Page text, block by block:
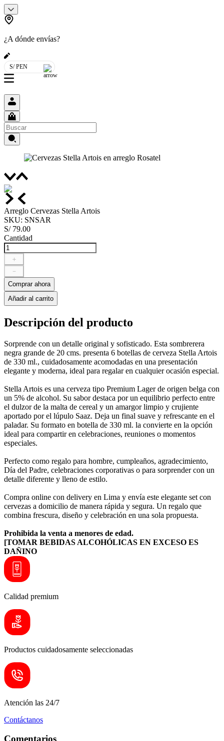
¿A dónde envías?
S/ PEN
Arreglo Cervezas Stella Artois
SKU: SNSAR
S/ 79.00
Cantidad
＋
－
Comprar ahora
Añadir al carrito
Descripción del producto
Sorprende con un detalle original y sofisticado. Esta sombrerera
negra grande de 20 cms. presenta 6 botellas de cerveza Stella Artois
de 330 ml., cuidadosamente acomodadas en una presentación
elegante y moderna, ideal para regalar en cualquier ocasión especial.
Stella Artois es una cerveza tipo Premium Lager de origen belga con
un 5% de alcohol. Su sabor destaca por un equilibrio perfecto entre
el dulzor de la malta de cereal y un amargor limpio y crujiente
aportado por el lúpulo Saaz. Deja un final suave y refrescante en el
paladar. Su formato en botella de 330 ml. la convierte en la opción
ideal para compartir en celebraciones, reuniones o momentos
especiales.
Perfecto como regalo para hombre, cumpleaños, agradecimiento,
Día del Padre, celebraciones corporativas o para sorprender con un
detalle diferente y lleno de estilo.
Compra online con delivery en Lima y envía este elegante set con
cervezas a domicilio de manera rápida y segura. Un regalo que
combina frescura, diseño y celebración en una sola propuesta.
Prohibida la venta a menores de edad.
[TOMAR BEBIDAS ALCOHÓLICAS EN EXCESO ES
DAÑINO
Calidad premium
Productos cuidadosamente seleccionadas
Atención las 24/7
Contáctanos